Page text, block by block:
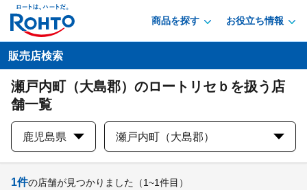
商品を探す お役立ち情報
販売店検索
瀬戸内町（大島郡）のロートリセｂを扱う店
舗一覧
鹿児島県 瀬戸内町（大島郡）
1件の店舗が見つかりました （1~1件目）